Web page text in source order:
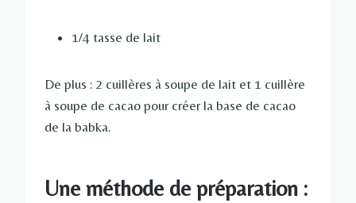
1/4 tasse de lait
De plus : 2 cuillères à soupe de lait et 1 cuillère
à soupe de cacao pour créer la base de cacao
de la babka.
Une méthode de préparation :